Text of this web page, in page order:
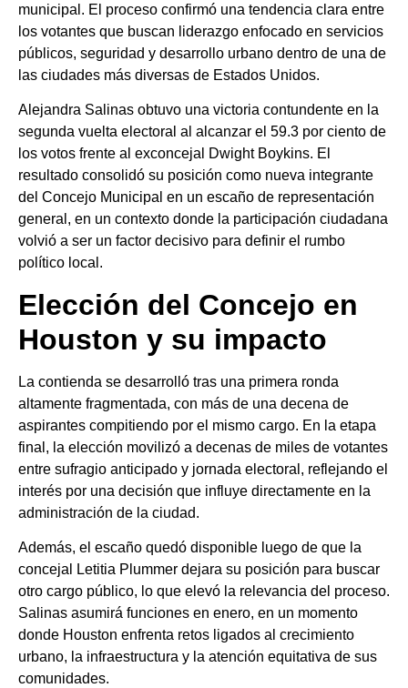
municipal. El proceso confirmó una tendencia clara entre
los votantes que buscan liderazgo enfocado en servicios
públicos, seguridad y desarrollo urbano dentro de una de
las ciudades más diversas de Estados Unidos.
Alejandra Salinas obtuvo una victoria contundente en la
segunda vuelta electoral al alcanzar el 59.3 por ciento de
los votos frente al exconcejal Dwight Boykins. El
resultado consolidó su posición como nueva integrante
del Concejo Municipal en un escaño de representación
general, en un contexto donde la participación ciudadana
volvió a ser un factor decisivo para definir el rumbo
político local.
Elección del Concejo en
Houston y su impacto
La contienda se desarrolló tras una primera ronda
altamente fragmentada, con más de una decena de
aspirantes compitiendo por el mismo cargo. En la etapa
final, la elección movilizó a decenas de miles de votantes
entre sufragio anticipado y jornada electoral, reflejando el
interés por una decisión que influye directamente en la
administración de la ciudad.
Además, el escaño quedó disponible luego de que la
concejal Letitia Plummer dejara su posición para buscar
otro cargo público, lo que elevó la relevancia del proceso.
Salinas asumirá funciones en enero, en un momento
donde Houston enfrenta retos ligados al crecimiento
urbano, la infraestructura y la atención equitativa de sus
comunidades.